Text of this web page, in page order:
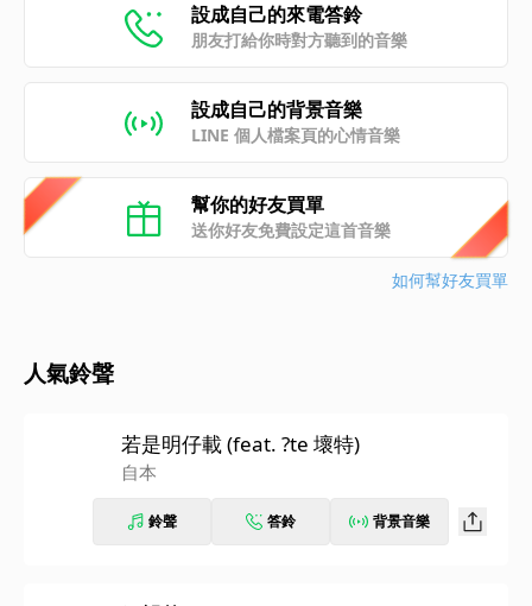
設成自己的來電答鈴
朋友打給你時對方聽到的音樂
設成自己的背景音樂
LINE 個人檔案頁的心情音樂
幫你的好友買單
送你好友免費設定這首音樂
如何幫好友買單
人氣鈴聲
若是明仔載 (feat. ?te 壞特)
自本
鈴聲 答鈴 背景音樂